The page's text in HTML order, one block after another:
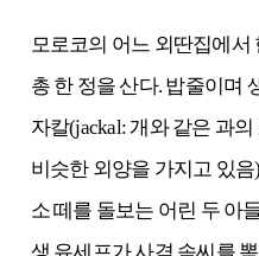
모로코의 어느 외딴집에
총 한 정을 산다. 밥줄이며
자칼(jackal: 개와 같은 과
비슷한 외양을 가지고 있
소 떼를 돌보는 어린 두 아
생 유세프가 사격 솜씨를